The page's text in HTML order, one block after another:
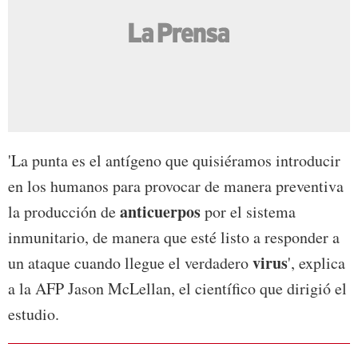
'La punta es el antígeno que quisiéramos introducir
en los humanos para provocar de manera preventiva
la producción deanticuerpospor el sistema
inmunitario, de manera que esté listo a responder a
un ataque cuando llegue el verdaderovirus', explica
a la AFP Jason McLellan, el científico que dirigió el
estudio.